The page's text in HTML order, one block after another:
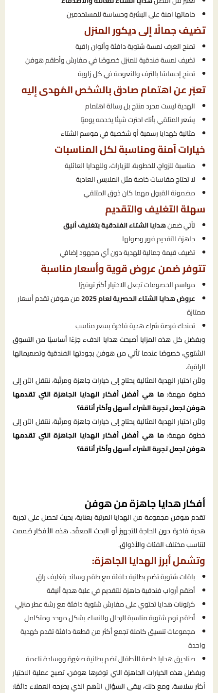
خاماتها آمنة على البشرة وحساسة للمستخدمين
تضيف جمالًا إلى ديكور المنزل
تمنح الغرف لمسة شتوية دافئة وألوان راقية
تضيف لمسة فندقية للمنزل خصوصًا في مفارش وأطقم هوفن
تمنح إحساسًا بالترف والنعومة في كل زاوية
تعبّر عن اهتمام صادق بالشخص المُهدى إليه
الهدية ليست مجرد منتج بل رسالة اهتمام
يشعر المتلقي بأنك اخترت شيئًا يخدمه يوميًا
مثالية كهدايا رسمية أو شخصية في موسم الشتاء
خيارات آمنة ومناسبة لكل المناسبات
مناسبة للزواج، للخطوبة، للزيارات، وللهدايا العائلية
لا تحتاج مقاسات خاصة مثل الملابس العادية
مضمونة القبول مهما كان ذوق المتلقي
سهلة التغليف والتقديم
تأتي ضمنهدايا الشتاء الفندقية بتغليف أنيق
جاهزة للتقديم فور وصولها
تضيف قيمة جمالية للهدية دون أي مجهود إضافي
تتوفر ضمن عروض قوية وأسعار مناسبة
مواسم الخصومات تجعل الاختيار أكثر توفيرًا
عروض هدايا الشتاء الحصرية لعام 2025
من هوفن تقدم أسعار
ممتازة
تمنحك فرصة شراء هدية فاخرة بسعر مناسب
وبفضل كل هذه المزايا أصبحت هدايا الدفء جزءًا أساسيًا من التسوق
الشتوي، خصوصًا عندما تأتي من هوفن بجودتها الفندقية وتصميماتها
الراقية.
ولأن اختيار الهدية المثالية يحتاج إلى خيارات جاهزة ومرتّبة، ننتقل الآن إلى
خطوة مهمة:ما هي أفضل أفكار الهدايا الجاهزة التي تقدمها
هوفن لجعل تجربة الشراء أسهل وأكثر أناقة؟
ولأن اختيار الهدية المثالية يحتاج إلى خيارات جاهزة ومرتّبة، ننتقل الآن إلى
خطوة مهمة:ما هي أفضل أفكار الهدايا الجاهزة التي تقدمها
هوفن لجعل تجربة الشراء أسهل وأكثر أناقة؟
أفكار هدايا جاهزة من هوفن
تقدم هوفن مجموعة من الهدايا المرتبة بعناية، بحيث تحصل على تجربة
هدية فاخرة دون الحاجة للتجهيز أو البحث المعقّد. هذه الأفكار صُممت
لتناسب مختلف الفئات والأذواق.
وتشمل أبرز الهدايا الجاهزة:
باقات شتوية تضم بطانية دافئة مع طقم وسائد بتغليف راقٍ
أطقم أرواب فندقية جاهزة للتقديم في علبة هدية أنيقة
كرتونات هدايا تحتوي على مفارش شتوية دافئة مع رشة عطر منزلي
أطقم نوم شتوية مناسبة للرجال والنساء بشكل موحد ومتكامل
مجموعات تنسيق كاملة تجمع أكثر من قطعة دافئة تقدم كهدية
واحدة
صناديق هدايا خاصة للأطفال تضم بطانية صغيرة ووسادة ناعمة
وبفضل هذه الخيارات الجاهزة التي توفرها هوفن، تصبح عملية الاختيار
أكثر سلاسة. ومع ذلك، يبقى السؤال الأهم الذي يطرحه العملاء دائمًا: